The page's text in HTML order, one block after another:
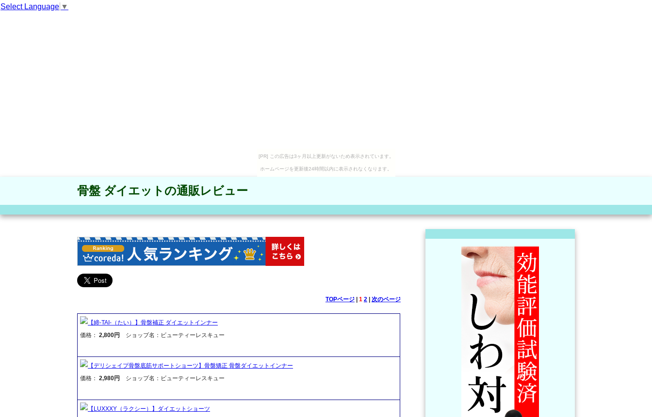
Select Language ▼
[PR] この広告は3ヶ月以上更新がないため表示されています。
ホームページを更新後24時間以内に表示されなくなります。
骨盤 ダイエットの通販レビュー
TOPページ| 1 2| 次のページ
【締-TAI-（たい）】骨盤補正 ダイエットインナー
価格： 2,800円 ショップ名：ビューティーレスキュー
【デリシェイプ骨盤底筋サポートショーツ】骨盤矯正 骨盤ダイエットインナー
価格： 2,980円 ショップ名：ビューティーレスキュー
【LUXXXY（ラクシー）】ダイエットショーツ